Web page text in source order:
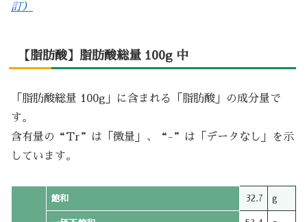
訂）
【脂肪酸】脂肪酸総量 100g 中
「脂肪酸総量 100g」に含まれる「脂肪酸」の成分量で
す。
含有量の“Tr”は「微量」、“-”は「データなし」を示
しています。
飽和 32.7 g